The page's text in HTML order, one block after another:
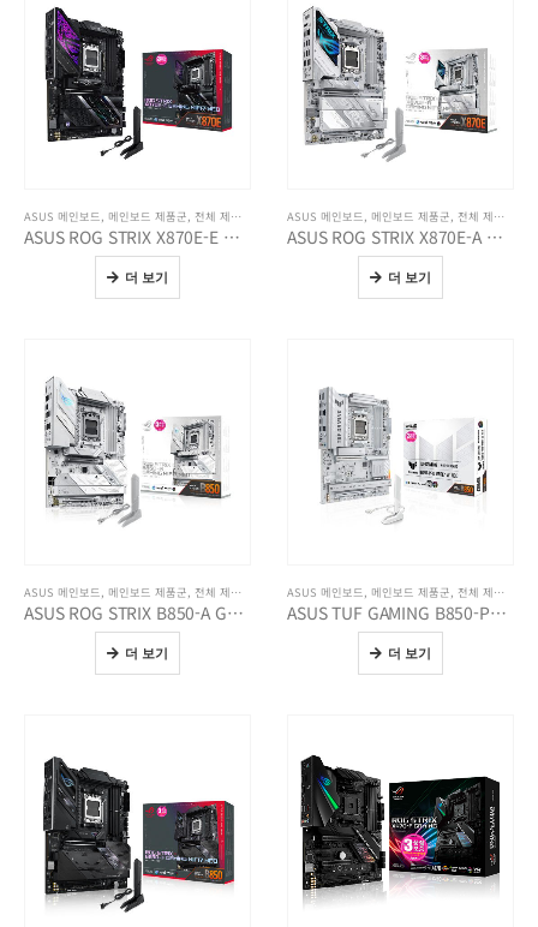
ASUS 메인보드, 메인보드 제품군, 전체 제품보기
ASUS ROG STRIX X870E-E GAMING WIFI7 NEO
더 보기
ASUS 메인보드, 메인보드 제품군, 전체 제품보기
ASUS ROG STRIX X870E-A GAMING WIFI7 NEO
더 보기
ASUS 메인보드, 메인보드 제품군, 전체 제품보기
ASUS ROG STRIX B850-A GAMING WIFI7 NEO
더 보기
ASUS 메인보드, 메인보드 제품군, 전체 제품보기
ASUS TUF GAMING B850-PRO WIFI7 W NEO
더 보기